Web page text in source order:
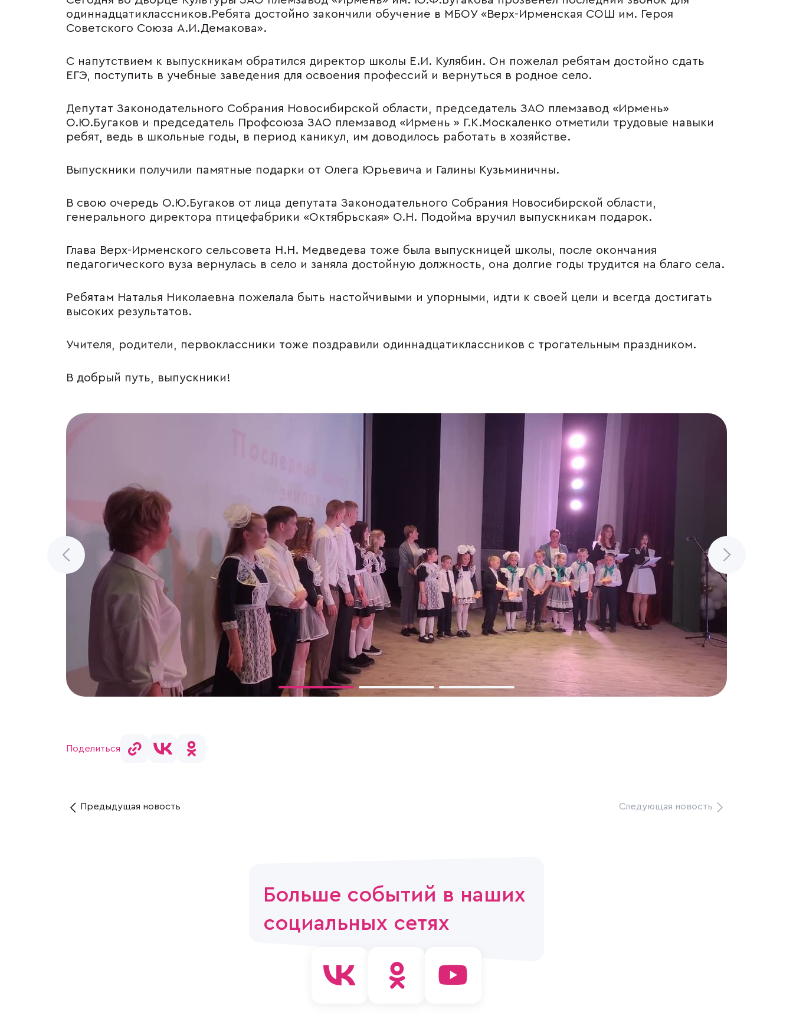
Вопрос-ответ
Партнерам
Доска объявлений
Документы
Файлы cookie
Политика
конфиденциальности
и защите персональных
данных
Фирменные магазины
Наши партнеры
одиннадцатиклассников.Ребята достойно закончили обучение в МБОУ «Верх-Ирменская СОШ им. Героя
Советского Союза А.И.Демакова».
С напутствием к выпускникам обратился директор школы Е.И. Кулябин. Он пожелал ребятам достойно сдать
ЕГЭ, поступить в учебные заведения для освоения профессий и вернуться в родное село.
Депутат Законодательного Собрания Новосибирской области, председатель ЗАО племзавод «Ирмень»
О.Ю.Бугаков и председатель Профсоюза ЗАО племзавод «Ирмень » Г.К.Москаленко отметили трудовые навыки
ребят, ведь в школьные годы, в период каникул, им доводилось работать в хозяйстве.
Выпускники получили памятные подарки от Олега Юрьевича и Галины Кузьминичны.
В свою очередь О.Ю.Бугаков от лица депутата Законодательного Собрания Новосибирской области,
генерального директора птицефабрики «Октябрьская» О.Н. Подойма вручил выпускникам подарок.
Глава Верх-Ирменского сельсовета Н.Н. Медведева тоже была выпускницей школы, после окончания
педагогического вуза вернулась в село и заняла достойную должность, она долгие годы трудится на благо села.
Ребятам Наталья Николаевна пожелала быть настойчивыми и упорными, идти к своей цели и всегда достигать
высоких результатов.
Учителя, родители, первоклассники тоже поздравили одиннадцатиклассников с трогательным праздником.
В добрый путь, выпускники!
Поделиться
Предыдущая новость Следующая новость
Больше событий в наших
социальных сетях